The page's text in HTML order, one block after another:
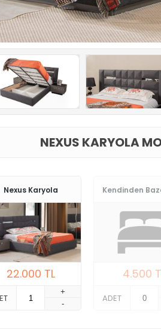
NEXUS KARYOLA
Nexus Karyola
22.000 TL
+
-
Kendinden
4.500
ADET